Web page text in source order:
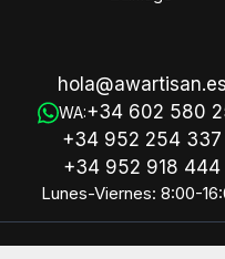
hola@awartisan.es
WA:+34 602 580
+34 952 254 337
+34 952 918 444
Lunes-Viernes: 8:00-